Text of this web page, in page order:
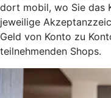
dort mobil, wo Sie das
jeweilige
Geld von Konto zu
teilnehmenden Shops.